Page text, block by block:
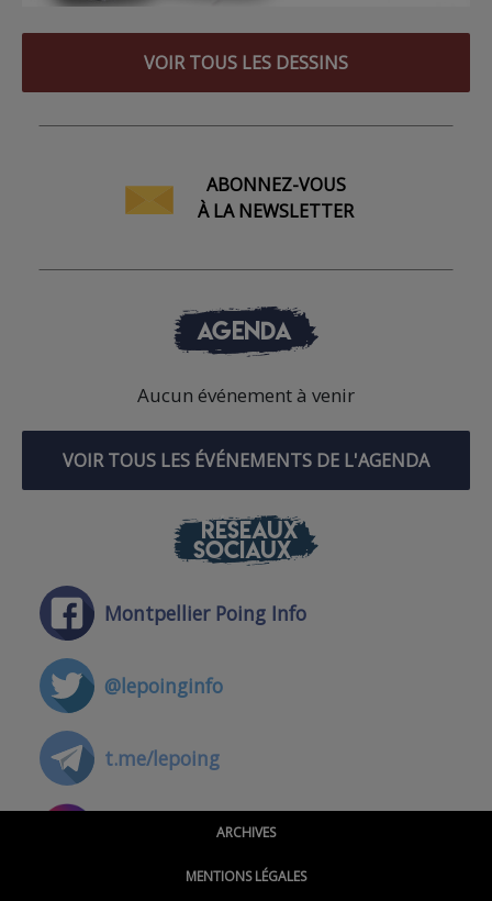
VOIR TOUS LES DESSINS
ABONNEZ-VOUS
À LA NEWSLETTER
AGENDA
Aucun événement à venir
VOIR TOUS LES ÉVÉNEMENTS DE L'AGENDA
RÉSEAUX
SOCIAUX
Montpellier Poing Info
@lepoinginfo
t.me/lepoing
@montpellierpoinginfo
ARCHIVES
MENTIONS LÉGALES